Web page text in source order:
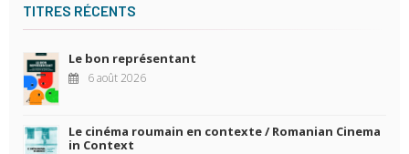
TITRES RÉCENTS
Le bon représentant
6 août 2026
Le cinéma roumain en contexte / Romanian Cinema
in Context